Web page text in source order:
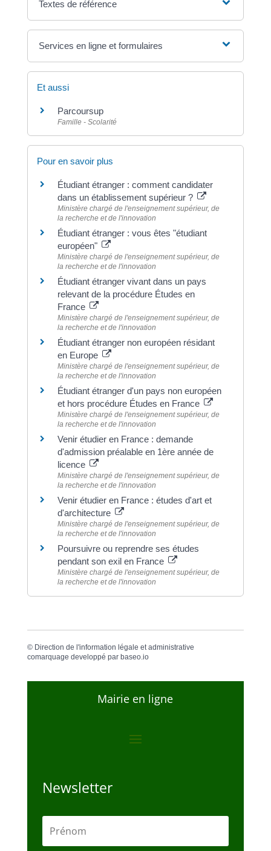
Textes de référence
Services en ligne et formulaires
Et aussi
Parcoursup
Famille - Scolarité
Pour en savoir plus
Étudiant étranger : comment candidater
dans un établissement supérieur ?
Ministère chargé de l'enseignement supérieur, de
la recherche et de l'innovation
Étudiant étranger : vous êtes "étudiant
européen"
Ministère chargé de l'enseignement supérieur, de
la recherche et de l'innovation
Étudiant étranger vivant dans un pays
relevant de la procédure Études en
France
Ministère chargé de l'enseignement supérieur, de
la recherche et de l'innovation
Étudiant étranger non européen résidant
en Europe
Ministère chargé de l'enseignement supérieur, de
la recherche et de l'innovation
Étudiant étranger d'un pays non européen
et hors procédure Études en France
Ministère chargé de l'enseignement supérieur, de
la recherche et de l'innovation
Venir étudier en France : demande
d'admission préalable en 1ère année de
licence
Ministère chargé de l'enseignement supérieur, de
la recherche et de l'innovation
Venir étudier en France : études d'art et
d'architecture
Ministère chargé de l'enseignement supérieur, de
la recherche et de l'innovation
Poursuivre ou reprendre ses études
pendant son exil en France
Ministère chargé de l'enseignement supérieur, de
la recherche et de l'innovation
© Direction de l'information légale et administrative
comarquage developpé par baseo.io
Mairie en ligne
Newsletter